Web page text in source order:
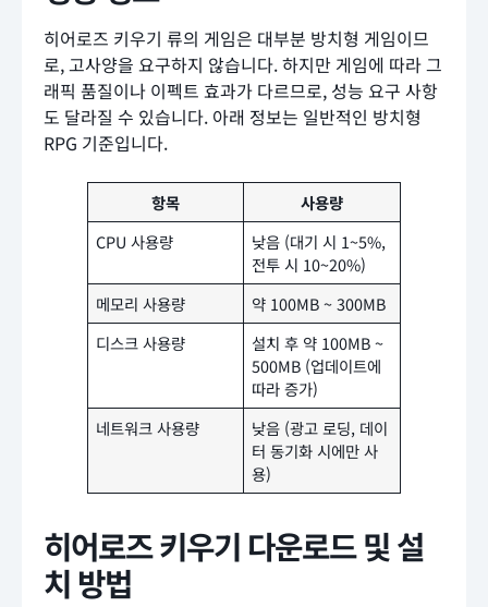
히어로즈 키우기 류의 게임은 대부분 방치형 게임이므
로, 고사양을 요구하지 않습니다. 하지만 게임에 따라 그
래픽 품질이나 이펙트 효과가 다르므로, 성능 요구 사항
도 달라질 수 있습니다. 아래 정보는 일반적인 방치형
RPG 기준입니다.
항목
사용량
CPU 사용량
낮음 (대기 시 1~5%,
전투 시 10~20%)
메모리 사용량
약 100MB ~ 300MB
디스크 사용량
설치 후 약 100MB ~
500MB (업데이트에
따라 증가)
네트워크 사용량
낮음 (광고 로딩, 데이
터 동기화 시에만 사
용)
히어로즈 키우기 다운로드 및 설
치 방법